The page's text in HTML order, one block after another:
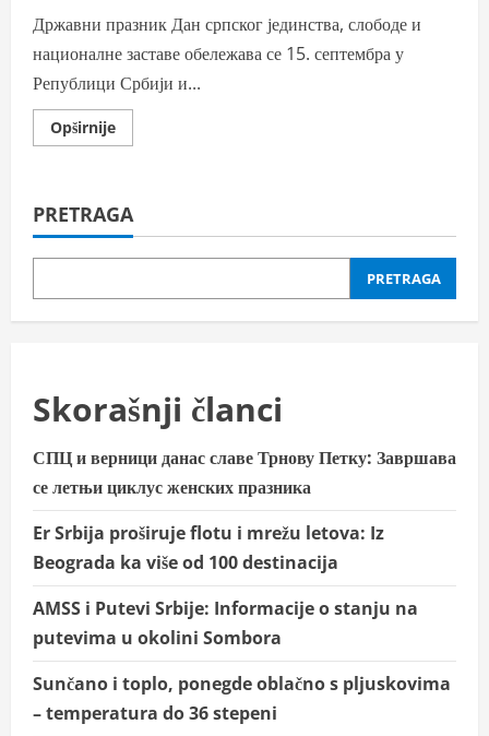
Државни празник Дан српског јединства, слободе и
националне заставе обележава се 15. септембра у
Републици Србији и...
OpširnijeRead
more
слободе
и
заставе
PRETRAGA
PRETRAGA
Skorašnji članci
СПЦ и верници данас славе Трнову Петку: Завршава
се летњи циклус женских празника
Er Srbija proširuje flotu i mrežu letova: Iz
Beograda ka više od 100 destinacija
AMSS i Putevi Srbije: Informacije o stanju na
putevima u okolini Sombora
Sunčano i toplo, ponegde oblačno s pljuskovima
– temperatura do 36 stepeni